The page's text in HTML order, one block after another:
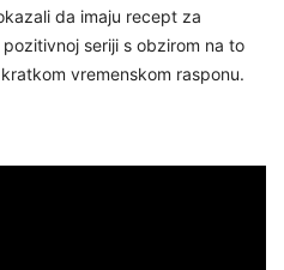
da imaju recept za
seriji s obzirom na to
vremenskom rasponu.